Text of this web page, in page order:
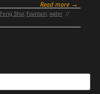
Read more →
Feng Shui, Fountain,water //